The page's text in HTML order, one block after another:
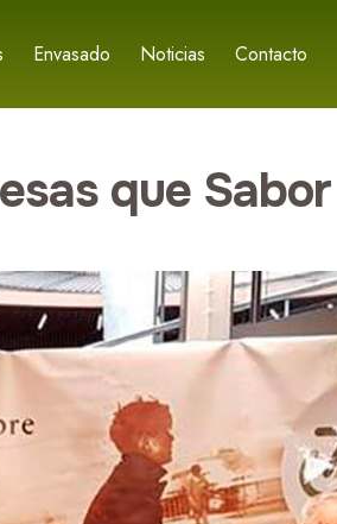
Envasado Noticias Contacto
que